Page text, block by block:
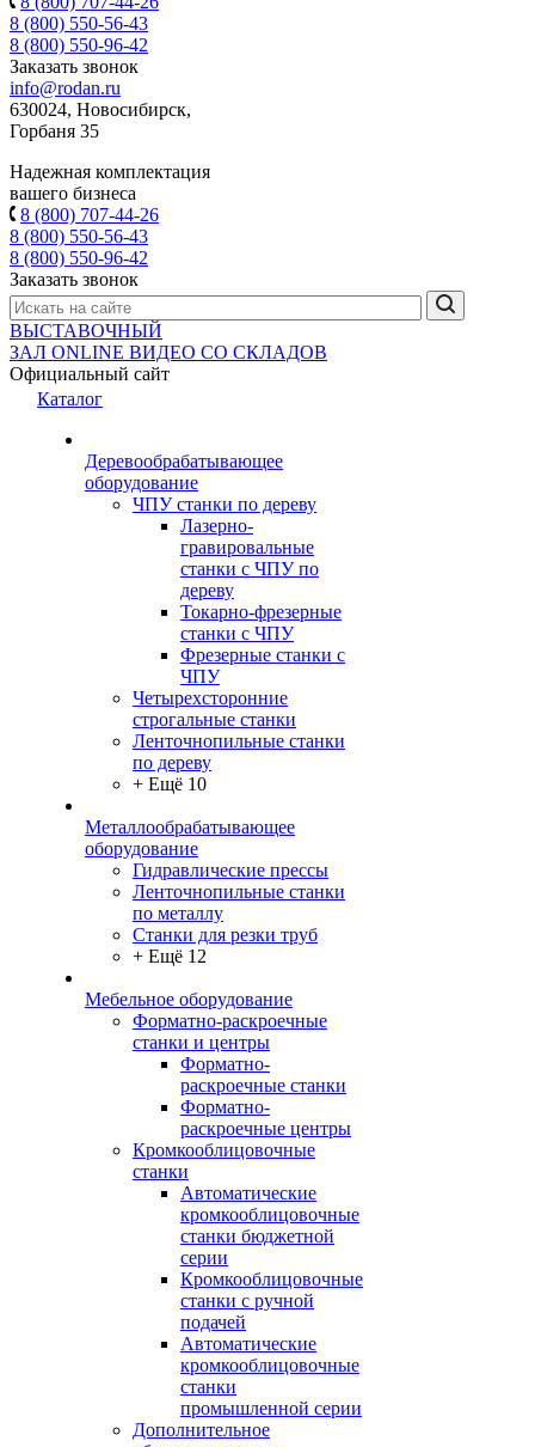
8 (800) 550-56-43
8 (800) 550-96-42
Заказать звонок
info@rodan.ru
630024, Новосибирск,
Горбаня 35
Надежная комплектация
вашего бизнеса
8 (800) 707-44-26
8 (800) 550-56-43
8 (800) 550-96-42
Заказать звонок
ВЫСТАВОЧНЫЙ
ЗАЛ ONLINE ВИДЕО СО СКЛАДОВ
Официальный сайт
Каталог
Деревообрабатывающее
оборудование
ЧПУ станки по дереву
Лазерно-
гравировальные
станки с ЧПУ по
дереву
Токарно-фрезерные
станки с ЧПУ
Фрезерные станки с
ЧПУ
Четырехсторонние
строгальные станки
Ленточнопильные станки
по дереву
+ Ещё 10
Металлообрабатывающее
оборудование
Гидравлические прессы
Ленточнопильные станки
по металлу
Станки для резки труб
+ Ещё 12
Мебельное оборудование
Форматно-раскроечные
станки и центры
Форматно-
раскроечные станки
Форматно-
раскроечные центры
Кромкооблицовочные
станки
Автоматические
кромкооблицовочные
станки бюджетной
серии
Кромкооблицовочные
станки с ручной
подачей
Автоматические
кромкооблицовочные
станки
промышленной серии
Дополнительное